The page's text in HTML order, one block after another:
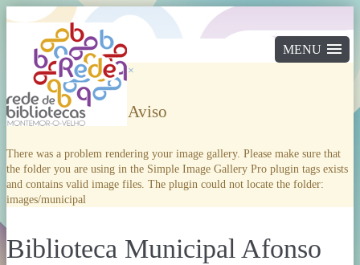
×
Aviso
There was a problem rendering your image gallery. Please make sure that
the folder you are using in the Simple Image Gallery Pro plugin tags exists
and contains valid image files. The plugin could not locate the folder:
images/municipal
Biblioteca Municipal Afonso